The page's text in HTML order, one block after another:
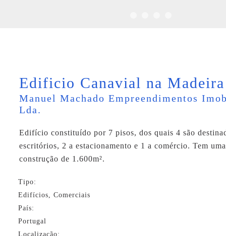
Edificio Canavial na Madeira
Manuel Machado Empreendimentos
Lda.
Edifício constituído por 7 pisos, dos quais 4 são
escritórios, 2 a estacionamento e 1 a comércio. Tem
construção de 1.600m².
Tipo:
Edifícios, Comerciais
País:
Portugal
Localização: